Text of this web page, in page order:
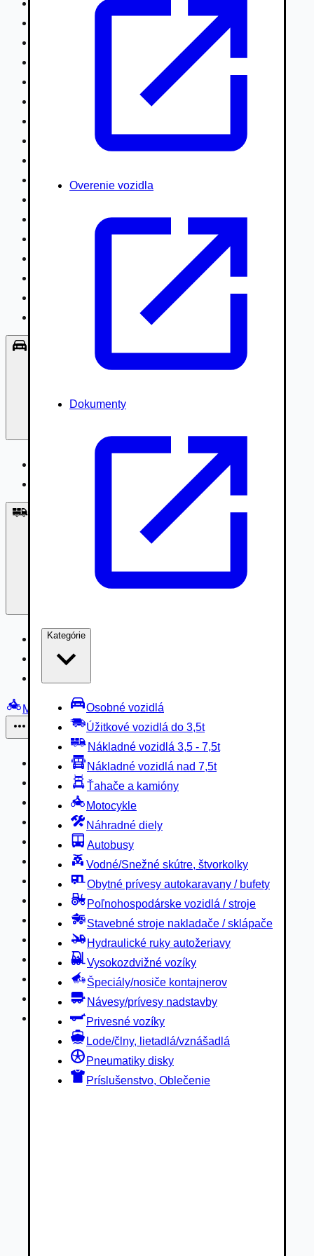
Overenie vozidla
Dokumenty
Kategórie
Osobné vozidlá
Úžitkové vozidlá do 3,5t
Nákladné vozidlá 3,5 - 7,5t
Nákladné vozidlá nad 7,5t
Ťahače a kamióny
Motocykle
Náhradné diely
Autobusy
Vodné/Snežné skútre, štvorkolky
Obytné prívesy autokaravany / bufety
Poľnohospodárske vozidlá / stroje
Stavebné stroje nakladače / sklápače
Hydraulické ruky autožeriavy
Vysokozdvižné vozíky
Špeciály/nosiče kontajnerov
Návesy/prívesy nadstavby
Privesné vozíky
Lode/člny, lietadlá/vznášadlá
Pneumatiky disky
Príslušenstvo, Oblečenie
Nákladné vozidlá nad 7,5t
Vodné/Snežné skútre, štvorkolky
Poľnohospodárske vozidlá / stroje
Hydraulické ruky autožeriavy
Špeciály/nosiče kontajnerov
Návesy/prívesy nadstavby
Lode/člny, lietadlá/vznášadlá
Príslušenstvo, Oblečenie
Nákladné vozidlá 3,5 - 7,5t
Nákladné vozidlá nad 7,5t
Motocykle
Náhradné diely
Autobusy
Vodné/Snežné skútre, štvorkolky
Obytné prívesy autokaravany / bufety
Poľnohospodárske vozidlá / stroje
Stavebné stroje nakladače / sklápače
Hydraulické ruky autožeriavy
Vysokozdvižné vozíky
Špeciály/nosiče kontajnerov
Návesy/prívesy nadstavby
Privesné vozíky
Lode/člny, lietadlá/vznášadlá
Pneumatiky disky
Príslušenstvo, Oblečenie